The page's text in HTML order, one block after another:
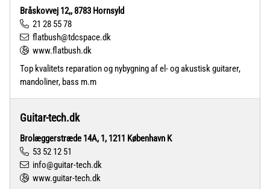
Bråskovvej 12,, 8783 Hornsyld
21 28 55 78
flatbush@tdcspace.dk
www.flatbush.dk
Top kvalitets reparation og nybygning af el- og akustisk guitarer,
mandoliner, bass m.m
Guitar-tech.dk
Brolæggerstræde 14A, 1, 1211 København K
53 52 12 51
info@guitar-tech.dk
www.guitar-tech.dk